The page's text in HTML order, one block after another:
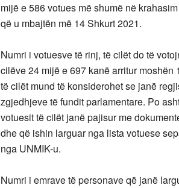
mijë e 586 votues më shumë në
që u mbajtën më 14 Shkurt 2021.
Numri i votuesve të rinj, të cilët do të
cilëve 24 mijë e 697 kanë arritur
të cilët mund të konsiderohet se janë
zgjedhjeve të fundit parlamentare. Po
votuesit të cilët janë pajisur me
dhe që ishin larguar nga lista votuese
nga UNMIK-u.
Numri i emrave të personave që janë